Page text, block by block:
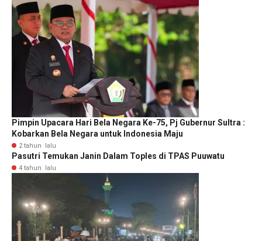
Pimpin Upacara Hari Bela Negara Ke-75, Pj Gubernur Sultra :
Kobarkan Bela Negara untuk Indonesia Maju
2 tahun lalu
Pasutri Temukan Janin Dalam Toples di TPAS Puuwatu
4 tahun lalu